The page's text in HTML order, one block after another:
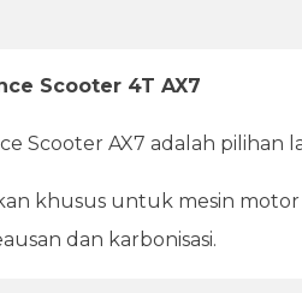
Scooter 4T AX7
Scooter AX7 adalah
khusus untuk mesin
dan karbonisasi.